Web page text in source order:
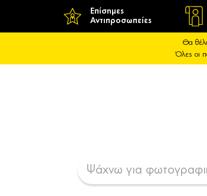
Επίσημες
Αντιπροσωπείες
Θα
Όλες οι